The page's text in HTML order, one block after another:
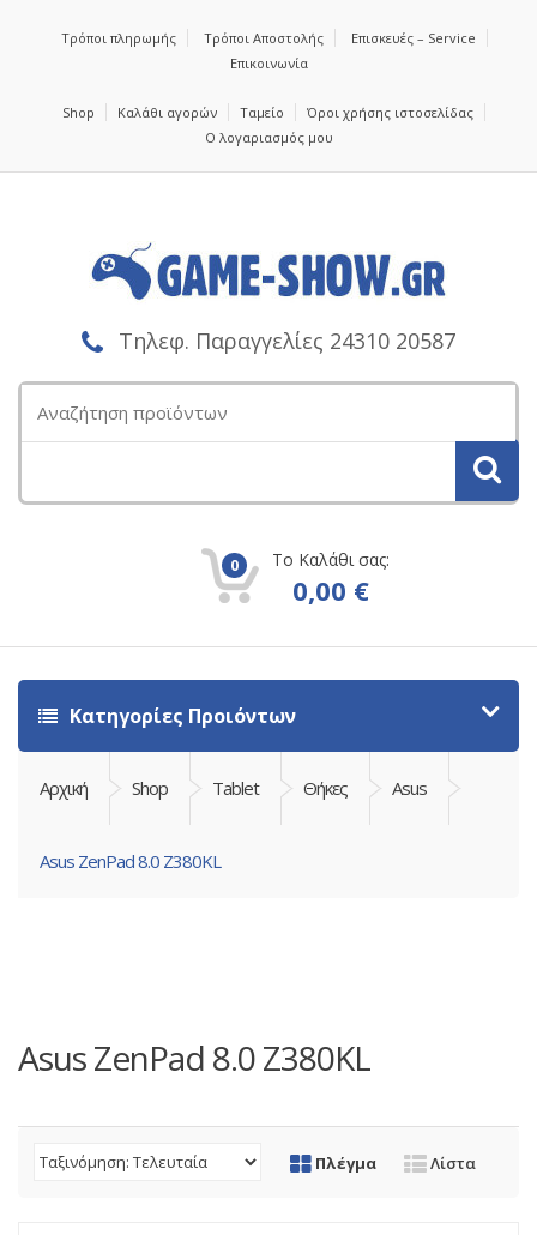
Τρόποι πληρωμής Τρόποι Αποστολής
Επισκευές – Service
Επικοινωνία
Shop Καλάθι αγορών Ταμείο
Όροι χρήσης ιστοσελίδας
Ο λογαριασμός μου
Τηλεφ. Παραγγελίες 24310 20587
για:
0 Το Καλάθι σας:
0,00 €
Κατηγορίες Προιόντων
Αρχική Shop Tablet Θήκες Asus
Asus ZenPad 8.0 Z380KL
Asus ZenPad 8.0 Z380KL
Πλέγμα Λίστα